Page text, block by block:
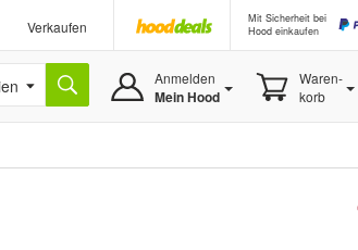
Verkaufen
Mit Sicherheit bei
Hood einkaufen
Anmelden
Mein Hood
Waren-
korb